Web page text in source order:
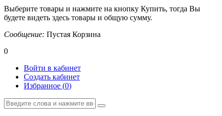
Выберите товары и нажмите на кнопку Купить, тогда Вы
будете видеть здесь товары и общую сумму.
Сообщение: Пустая Корзина
0
Войти в кабинет
Создать кабинет
Избранное (0)